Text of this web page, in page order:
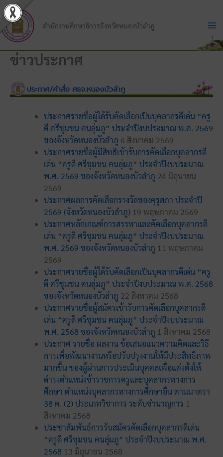
Skip
to
content
สำนักงานศึกษาธิการจังหวัดหนองบัวลำภู
ข่าวประกาศ
ประกาศรายชื่อผู้ได้รับคัดเลือกเป็นบุคลากรดีเด่น “ครู
ดี ศรีชุมชน คนลุ่มภู” ประจำปีงบประมาณ พ.ศ. 2569
ของจังหวัดหนองบัวลำภู 6 สิงหาคม 2569
ประกาศรายชื่อผู้มีสิทธิเข้ารับการคัดเลือกบุคลากรดี
เด่น “ครูดี ศรีชุมชน คนลุ่มภู” ประจำปีงบประมาณ
พ.ศ. 2569 ของจังหวัดหนองบัวลำภู 24 มิถุนายน
2569
ประกาศผลการคัดเลือกรางวัลของคุรุสภา ประจำปี
2569 (จังหวัดหนองบัวลำภู) 19 พฤษภาคม 2569
ประกาศหลักเกณฑ์การสรรหาและคัดเลือกบุคลากรดี
เด่น “ครูดี ศรีชุมชน คนลุ่มภู” ประจำปีงบประมาณ
พ.ศ. 2569 ของจังหวัดหนองบัวลำภู 11 พฤษภาคม
2569
ประกาศรายชื่อผู้ได้รับคัดเลือกเป็นบุคลากรดีเด่น “ครู
ดี ศรีชุมชน คนลุ่มภู” ประจำปีงบประมาณ พ.ศ. 2568
ของจังหวัดหนองบัวลำภู 22 สิงหาคม 2568
ประกาศรายชื่อผู้สมัครเข้ารับการคัดเลือกบุคลากรดี
เด่น “ครูดี ศรีชุมชน คนลุ่มภู” ประจำปีงบประมาณ
พ.ศ. 2568 ของจังหวัดหนองบัวลำภู 1 สิงหาคม 2568
ประกาศ รายชื่อ ผลงาน ข้อเสนอแนวความคิดและวิธี
การเพื่อพัฒนางานหรือปรับปรุงงานให้มีประสิทธิภาพ
มากขึ้น ของผู้ผ่านการประเมินบุคคลเพื่อแต่งตั้งให้
ดำรงตำแหน่งข้าราชการครูและบุคลากรทางการ
ศึกษา ตำแหน่งบุคลากรทางการศึกษาอื่น ตามมาตรา
38 ค. (2) ประเภทวิชาการ ระดับชำนาญการ 1
สิงหาคม 2568
ประชาสัมพันธ์การรับสมัครคัดเลือกบุคลากรดีเด่น
“ครูดี ศรีชุมชน คนลุ่มภู” ประจำปีงบประมาณ พ.ศ.
2568 13 มิถุนายน 2568